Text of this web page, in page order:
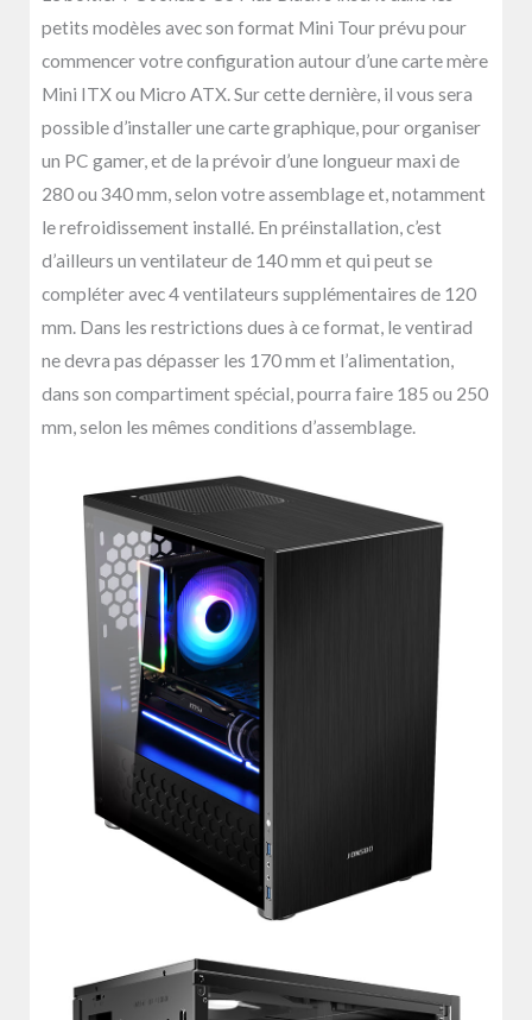
petits modèles avec son format Mini Tour prévu pour
commencer votre configuration autour d’une carte mère
Mini ITX ou Micro ATX. Sur cette dernière, il vous sera
possible d’installer unecarte graphique, pour organiser
un PC gamer, et de la prévoir d’une longueur maxi de
280 ou 340 mm, selon votre assemblage et, notamment
le refroidissement installé. En préinstallation, c’est
d’ailleurs un ventilateur de 140 mm et qui peut se
compléter avec 4 ventilateurs supplémentaires de 120
mm. Dans les restrictions dues à ce format, le ventirad
ne devra pas dépasser les 170 mm et l’alimentation,
dans son compartiment spécial, pourra faire 185 ou 250
mm, selon les mêmes conditions d’assemblage.